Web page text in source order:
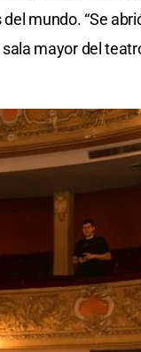
mundo. “Se
mayor del